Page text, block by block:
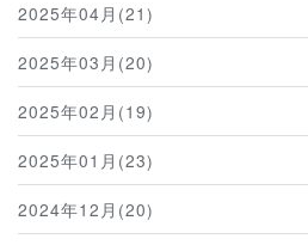
2025年04月(21)
2025年03月(20)
2025年02月(19)
2025年01月(23)
2024年12月(20)